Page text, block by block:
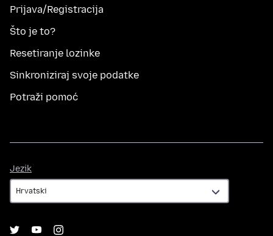
Prijava/Registracija
Što je to?
Resetiranje lozinke
Sinkroniziraj svoje podatke
Potraži pomoć
Jezik